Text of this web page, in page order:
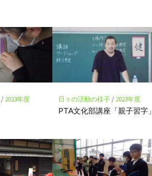
/ 2023年度 日々の活動の様子/ 2023年度
PTA文化部講座「親子習字」